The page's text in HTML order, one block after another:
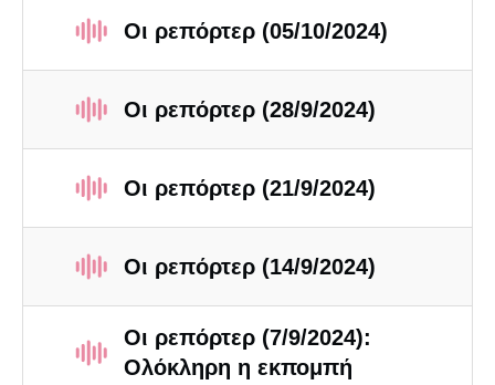
Οι ρεπόρτερ (05/10/2024)
Οι ρεπόρτερ (28/9/2024)
Οι ρεπόρτερ (21/9/2024)
Οι ρεπόρτερ (14/9/2024)
Οι ρεπόρτερ (7/9/2024):
Ολόκληρη η εκπομπή